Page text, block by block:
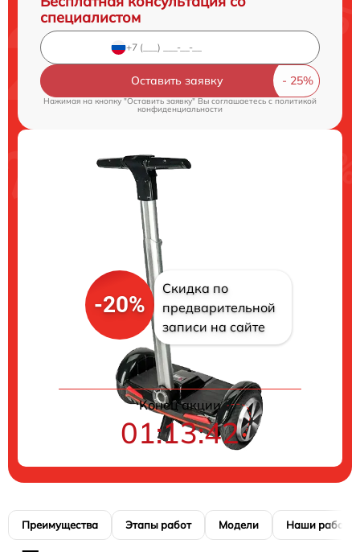
специалистом
Оставить заявку
Нажимая на кнопку "Оставить заявку" Вы соглашаетесь cполитикой
конфиденциальности
-20%
Скидка по
предварительной
записи на сайте
Конец акции
01:13:41
Преимущества Этапы работ Модели Наши работы